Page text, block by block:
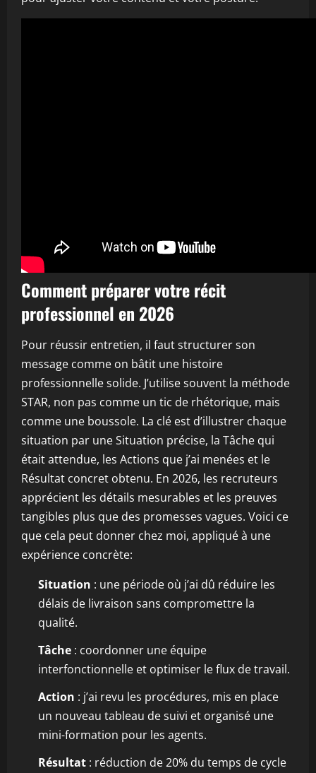
Comment préparer votre récit
professionnel en 2026
Pour réussir entretien, il faut structurer son
message comme on bâtit une histoire
professionnelle solide. J’utilise souvent la méthode
STAR, non pas comme un tic de rhétorique, mais
comme une boussole. La clé est d’illustrer chaque
situation par une Situation précise, la Tâche qui
était attendue, les Actions que j’ai menées et le
Résultat concret obtenu. En 2026, les recruteurs
apprécient les détails mesurables et les preuves
tangibles plus que des promesses vagues. Voici ce
que cela peut donner chez moi, appliqué à une
expérience concrète:
Situation : une période où j’ai dû réduire les
délais de livraison sans compromettre la
qualité.
Tâche : coordonner une équipe
interfonctionnelle et optimiser le flux de travail.
Action : j’ai revu les procédures, mis en place
un nouveau tableau de suivi et organisé une
mini-formation pour les agents.
Résultat : réduction de 20% du temps de cycle